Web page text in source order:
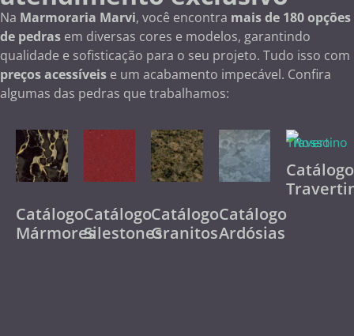
Na Marmoraria Marvi, você encontra mais de 180 opções
de pedras em diversas cores e modelos, garantindo
qualidade e sofisticação para o seu projeto. Tudo isso com
preços acessíveis e um acabamento impecável. Confira
algumas das pedras que trabalhamos:
Catálogo
Mármores
Catálogo
Silestones
Catálogo
Granitos
Catálogo
Ardósias
Catálogo